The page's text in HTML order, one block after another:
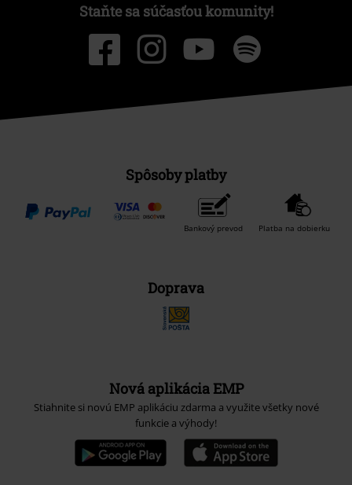
Staňte sa súčasťou komunity!
Spôsoby platby
Bankový prevod Platba na dobierku
Doprava
Nová aplikácia EMP
Stiahnite si novú EMP aplikáciu zdarma a využite všetky nové
funkcie a výhody!